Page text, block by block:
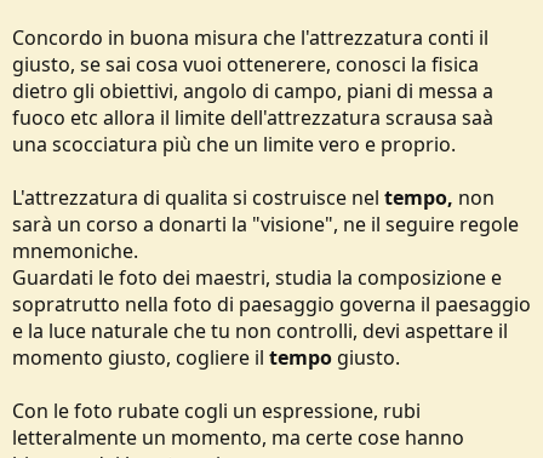
Concordo in buona misura che l'attrezzatura conti il
giusto, se sai cosa vuoi ottenerere, conosci la fisica
dietro gli obiettivi, angolo di campo, piani di messa a
fuoco etc allora il limite dell'attrezzatura scrausa saà
una scocciatura più che un limite vero e proprio.
L'attrezzatura di qualita si costruisce nel tempo, non
sarà un corso a donarti la "visione", ne il seguire regole
mnemoniche.
Guardati le foto dei maestri, studia la composizione e
sopratrutto nella foto di paesaggio governa il paesaggio
e la luce naturale che tu non controlli, devi aspettare il
momento giusto, cogliere il tempo giusto.
Con le foto rubate cogli un espressione, rubi
letteralmente un momento, ma certe cose hanno